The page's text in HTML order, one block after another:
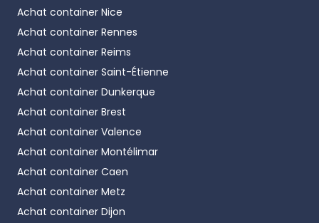
Achat container Nice
Achat container Rennes
Achat container Reims
Achat container Saint-Étienne
Achat container Dunkerque
Achat container Brest
Achat container Valence
Achat container Montélimar
Achat container Caen
Achat container Metz
Achat container Dijon